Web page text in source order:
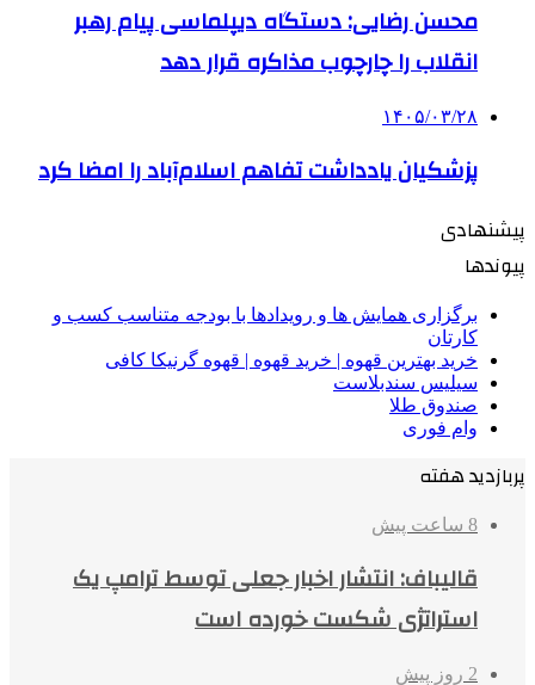
محسن رضایی: دستگاه دیپلماسی پیام رهبر
انقلاب را چارچوب مذاکره قرار دهد
۱۴۰۵/۰۳/۲۸
پزشکیان یادداشت تفاهم اسلام‌آباد را امضا کرد
پیشنهادی
پیوندها
برگزاری همایش ها و رویدادها با بودجه متناسب کسب و
کارتان
خرید بهترین قهوه | خرید قهوه | قهوه گرنیکا کافی
سیلیس سندبلاست
صندوق طلا
وام فوری
پربازدید هفته
8 ساعت پیش
قالیباف: انتشار اخبار جعلی توسط ترامپ یک
استراتژی شکست خورده است
2 روز پیش